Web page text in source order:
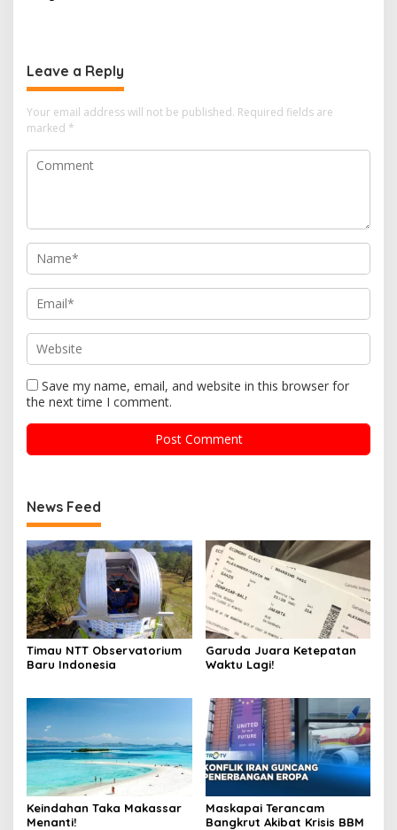
Leave a Reply
Your email address will not be published. Required fields are
marked *
Save my name, email, and website in this browser for
the next time I comment.
News Feed
Timau NTT Observatorium
Baru Indonesia
Garuda Juara Ketepatan
Waktu Lagi!
Keindahan Taka Makassar
Menanti!
Maskapai Terancam
Bangkrut Akibat Krisis BBM